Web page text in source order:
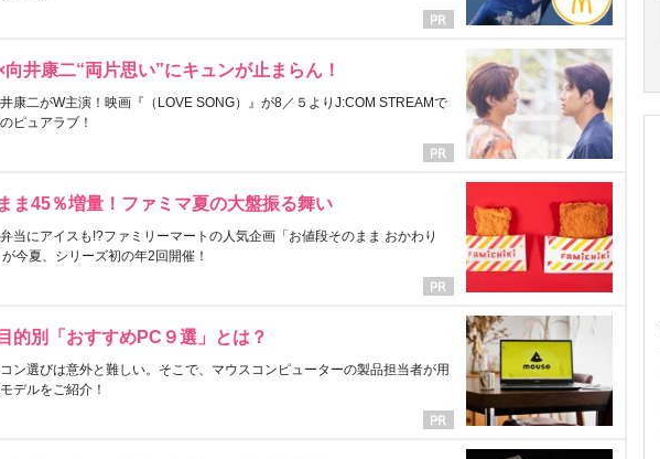
井康二“両片思い”にキュンが止まらん！
康二がW主演！映画『（LOVE SONG）』が8／５よりJ:COM STREAMで
ピュアラブ！
ま45％増量！ファミマ夏の大盤振る舞い
当にアイスも!?ファミリーマートの人気企画「お値段そのまま おかわり
今夏、シリーズ初の年2回開催！
的別「おすすめPC９選」とは？
ン選びは意外と難しい。そこで、マウスコンピューターの製品担当者が用
デルをご紹介！